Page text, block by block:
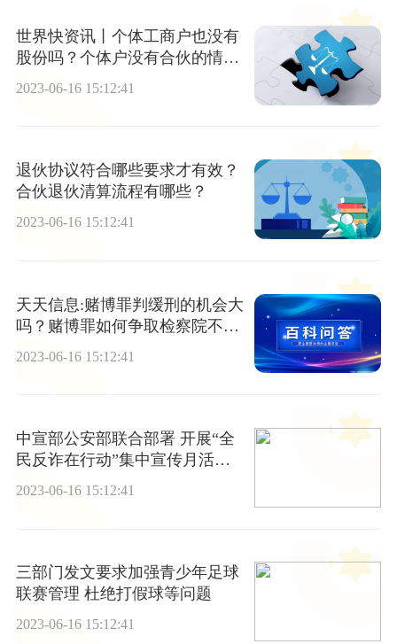
世界快资讯丨个体工商户也没有
股份吗？个体户没有合伙的情况
2023-06-16 15:12:41
退伙协议符合哪些要求才有效？
合伙退伙清算流程有哪些？
2023-06-16 15:12:41
天天信息:赌博罪判缓刑的机会大
吗？赌博罪如何争取检察院不起
2023-06-16 15:12:41
中宣部公安部联合部署 开展“全
民反诈在行动”集中宣传月活动|
环球观天下
2023-06-16 15:12:41
三部门发文要求加强青少年足球
联赛管理 杜绝打假球等问题
2023-06-16 15:12:41